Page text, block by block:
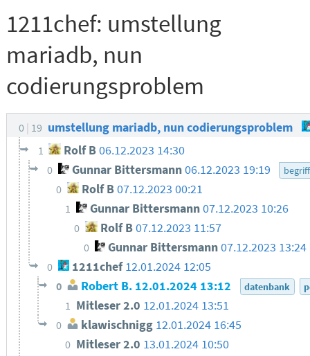
1211chef: umstellung
mariadb, nun
codierungsproblem
0 19 umstellung mariadb, nun codierungsproblem
1 Rolf B06.12.2023 14:30
0 Gunnar Bittersmann 06.12.2023 19:19 begriff
0 Rolf B 07.12.2023 00:21
1 Gunnar Bittersmann07.12.2023 10:26
0 Rolf B07.12.2023 11:57
0 Gunnar Bittersmann07.12.2023 13:24
0 1211chef 12.01.2024 12:05
0 Robert B. 12.01.2024 13:12 datenbank
1 Mitleser 2.0 12.01.2024 13:51
0 klawischnigg 12.01.2024 16:45
0 Mitleser 2.0 13.01.2024 10:50